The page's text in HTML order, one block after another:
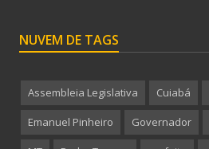
NUVEM DE TAGS
Assembleia Legislativa Cuiabá
Emanuel Pinheiro Governador